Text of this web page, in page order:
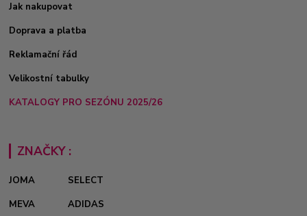
Jak nakupovat
Doprava a platba
Reklamační řád
Velikostní tabulky
KATALOGY PRO SEZÓNU 2025/26
ZNAČKY :
JOMA
SELECT
MEVA
ADIDAS